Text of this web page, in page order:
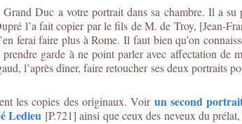
Duc a votre portrait dans sa chambre. Il a
l’a fait copier par le fils de M. de Troy, [Jean-
ferai faire plus à Rome. Il faut bien qu’on
garde à ne point parler avec affectation de
l’après dîner, faire retoucher ses deux portraits
les copies des originaux. Voir un second
Ledieu [P.721] ainsi que ceux des neveux du prélat,